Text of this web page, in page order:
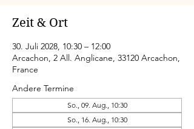
Zeit & Ort
30. Juli 2028, 10:30 – 12:00
Arcachon, 2 All. Anglicane, 33120 Arcachon,
France
Andere Termine
So., 09. Aug., 10:30
So., 16. Aug., 10:30